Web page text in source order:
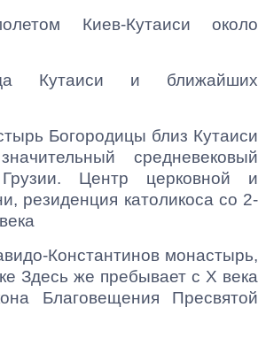
Киев-Кутаиси около
Кутаиси и ближайших
Богородицы близ Кутаиси
средневековый
Центр церковной и
резиденция католикоса со 2-
Константинов монастырь,
Здесь же пребывает с X века
Благовещения Пресвятой